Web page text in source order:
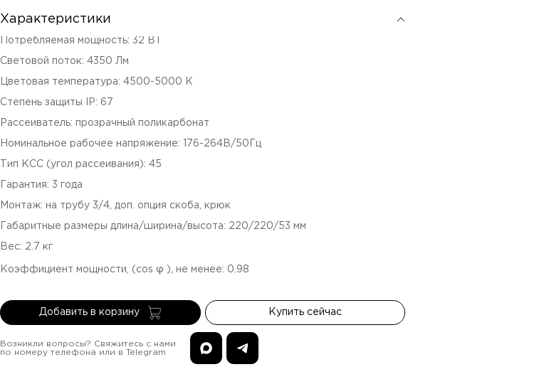
Характеристики
Потребляемая мощность: 32 ВТ
Световой поток: 4350 Лм
Цветовая температура: 4500-5000 К
Степень защиты IP: 67
Рассеиватель: прозрачный поликарбонат
Номинальное рабочее напряжение: 176-264В/50Гц
Тип КСС (угол рассеивания): 45
Гарантия: 3 года
Монтаж: на трубу 3/4, доп. опция скоба, крюк
Габаритные размеры длина/ширина/высота: 220/220/53 мм
Вес: 2.7 кг
Коэффициент мощности, (cos φ ), не менее: 0.98
Добавить в корзину Купить сейчас
Возникли вопросы? Свяжитесь с нами
по номеру телефона или в Telegram